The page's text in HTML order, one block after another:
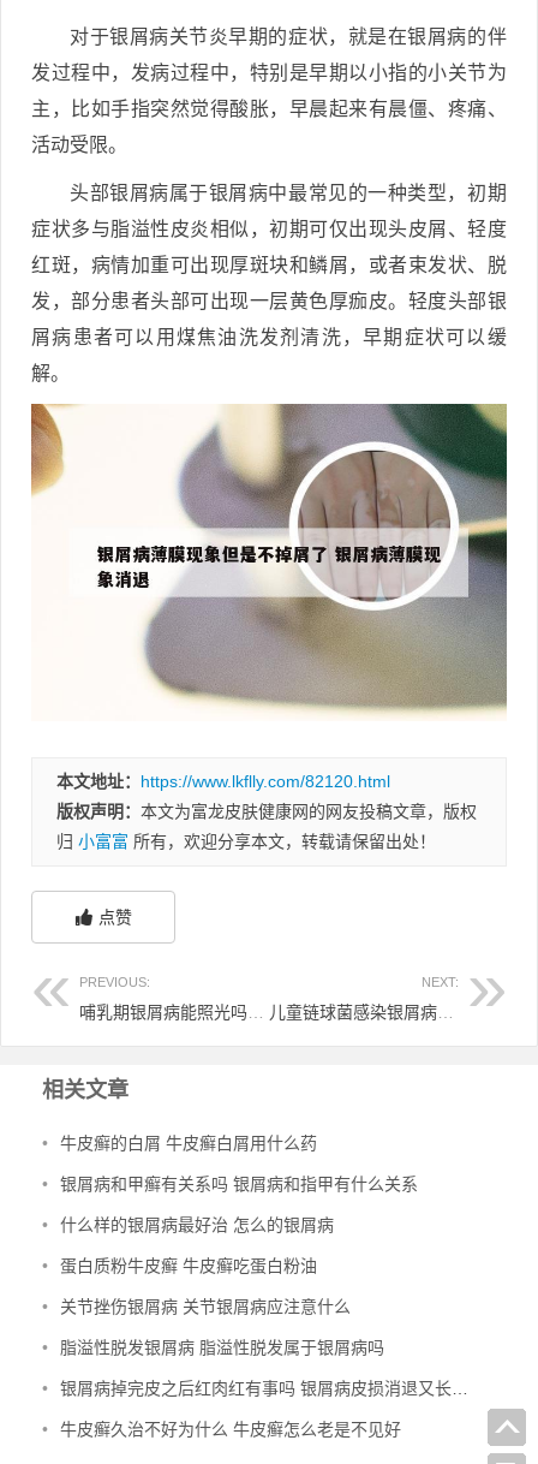
对于银屑病关节炎早期的症状，就是在银屑病的伴
发过程中，发病过程中，特别是早期以小指的小关节为
主，比如手指突然觉得酸胀，早晨起来有晨僵、疼痛、
活动受限。
头部银屑病属于银屑病中最常见的一种类型，初期
症状多与脂溢性皮炎相似，初期可仅出现头皮屑、轻度
红斑，病情加重可出现厚斑块和鳞屑，或者束发状、脱
发，部分患者头部可出现一层黄色厚痂皮。轻度头部银
屑病患者可以用煤焦油洗发剂清洗，早期症状可以缓
解。
本文地址： https://www.lkflly.com/82120.html
版权声明： 本文为富龙皮肤健康网的网友投稿文章，版权
归 小富富 所有，欢迎分享本文，转载请保留出处！
点赞
PREVIOUS: NEXT:
儿童链球菌感染银屑病 链球菌感染引起的银屑病怎么治疗
相关文章
• 牛皮癣的白屑 牛皮癣白屑用什么药
• 银屑病和甲癣有关系吗 银屑病和指甲有什么关系
• 什么样的银屑病最好治 怎么的银屑病
• 蛋白质粉牛皮癣 牛皮癣吃蛋白粉油
• 关节挫伤银屑病 关节银屑病应注意什么
• 脂溢性脱发银屑病 脂溢性脱发属于银屑病吗
• 银屑病掉完皮之后红肉红有事吗 银屑病皮损消退又长小红点
• 牛皮癣久治不好为什么 牛皮癣怎么老是不见好